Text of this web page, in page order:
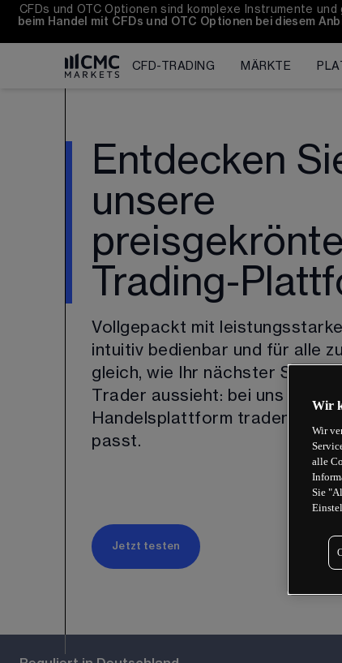
CFDs und OTC Optionen sind komplexe Instrumente
beim Handel mit CFDs und OTC Optionen bei diesem
CFD-TRADING MÄRKTE
Entdecken
unsere
Trading-
Vollgepackt mit
intuitiv bedienbar und für alle
gleich, wie Ihr nächster Schritt
Trader aussieht: bei uns
Handelsplattform traden, die
passt.
Jetzt testen
Wir
Wir
alle
Sie